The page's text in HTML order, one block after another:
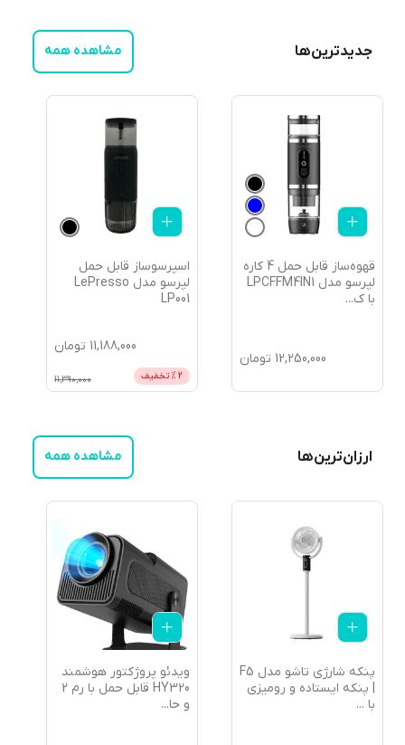
جدیدترین‌ها مشاهده همه
قهوه‌ساز قابل حمل 4 کاره
لپرسو مدل LPCFFM4IN1
12,250,000 تومان
اسپرسوساز قابل حمل
لپرسو مدل LePresso
11,188,000 تومان
% تخفیف
ارزان‌ترین‌ها مشاهده همه
پنکه شارژی تاشو مدل F5
| پنکه ایستاده و رومیزی
با...
ویدئو پروژکتور هوشمند
HY320 قابل حمل با رم 2
و حا...